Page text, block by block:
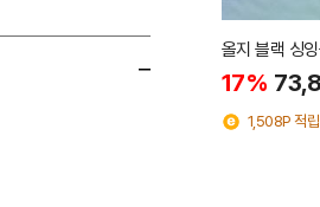
올지 블랙 싱
17%
1,508P 적립